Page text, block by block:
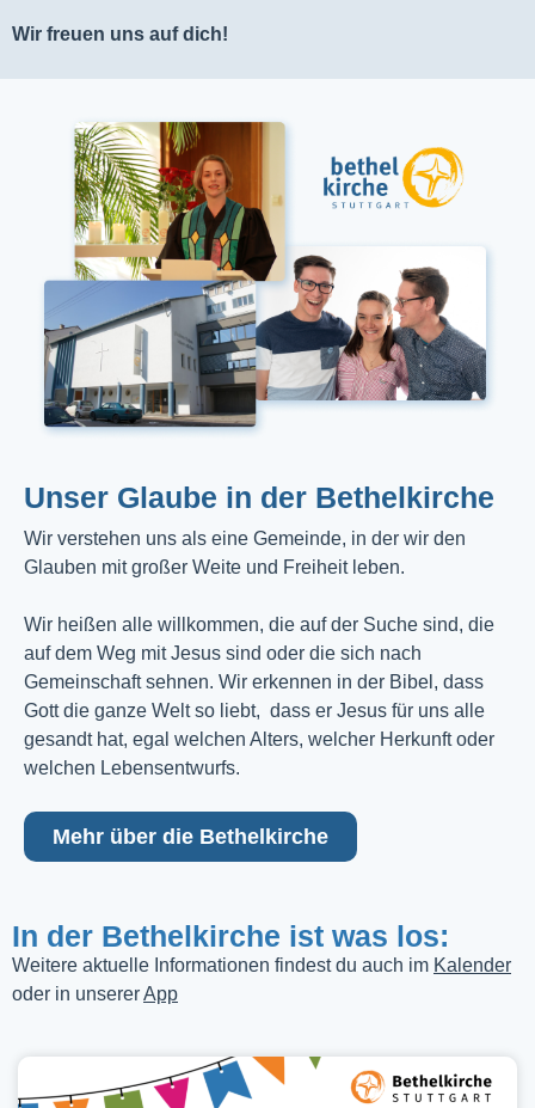
Wir freuen uns auf dich!
Unser Glaube in der Bethelkirche
Wir verstehen uns als eine Gemeinde, in der wir den
Glauben mit großer Weite und Freiheit leben.
Wir heißen alle willkommen, die auf der Suche sind, die
auf dem Weg mit Jesus sind oder die sich nach
Gemeinschaft sehnen. Wir erkennen in der Bibel, dass
Gott die ganze Welt so liebt, dass er Jesus für uns alle
gesandt hat, egal welchen Alters, welcher Herkunft oder
welchen Lebensentwurfs.
Mehr über die Bethelkirche
In der Bethelkirche ist was los:
Weitere aktuelle Informationen findest du auch im Kalender
oder in unsererApp